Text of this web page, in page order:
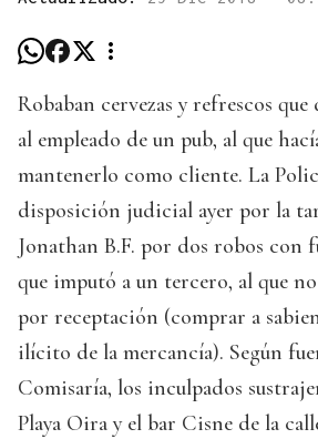
Robaban cervezas y refrescos que
al empleado de un pub, al que
mantenerlo como cliente. La
disposición judicial ayer por la
Jonathan B.F. por dos robos con
que imputó a un tercero, al que
por receptación (comprar a
ilícito de la mercancía). Según
Comisaría, los inculpados
Playa Oira y el bar Cisne de la